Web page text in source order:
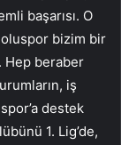
başarısı. O
bizim bir
Hep beraber
iş
destek
1. Lig’de,